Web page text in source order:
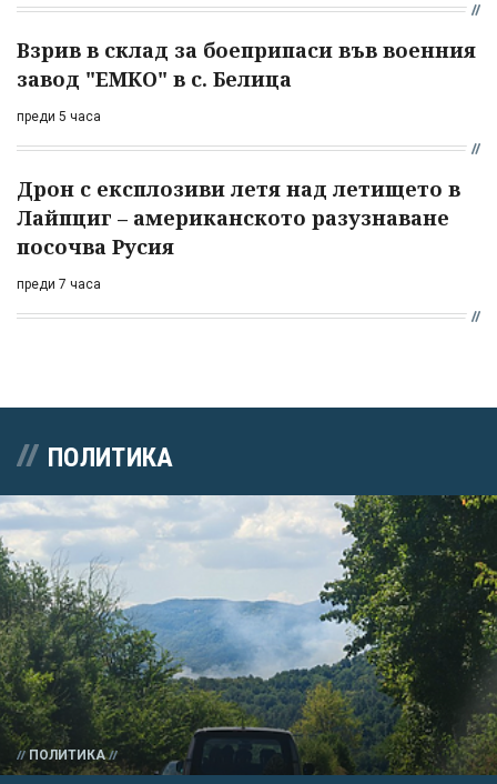
Взрив в склад за боеприпаси във военния
завод "ЕМКО" в с. Белица
преди 5 часа
Дрон с експлозиви летя над летището в
Лайпциг – американското разузнаване
посочва Русия
преди 7 часа
ПОЛИТИКА
ПОЛИТИКА